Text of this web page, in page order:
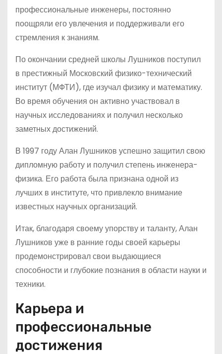
профессиональные инженеры, постоянно
поощряли его увлечения и поддерживали его
стремления к знаниям.
По окончании средней школы Лушников поступил
в престижный Московский физико-технический
институт (МФТИ), где изучал физику и математику.
Во время обучения он активно участвовал в
научных исследованиях и получил несколько
заметных достижений.
В 1997 году Алан Лушников успешно защитил свою
дипломную работу и получил степень инженера-
физика. Его работа была признана одной из
лучших в институте, что привлекло внимание
известных научных организаций.
Итак, благодаря своему упорству и таланту, Алан
Лушников уже в ранние годы своей карьеры
продемонстрировал свои выдающиеся
способности и глубокие познания в области науки и
техники.
Карьера и
профессиональные
достижения